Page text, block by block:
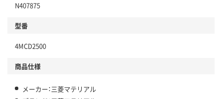
N407875
型番
4MCD2500
商品仕様
メーカー：三菱マテリアル